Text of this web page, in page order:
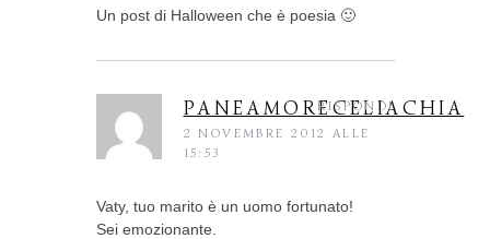
Un post di Halloween che è poesia 🙂
PANEAMORECELIACHIA
2 NOVEMBRE 2012 ALLE
15:53
Vaty, tuo marito è un uomo fortunato!
Sei emozionante.
RISPONDI